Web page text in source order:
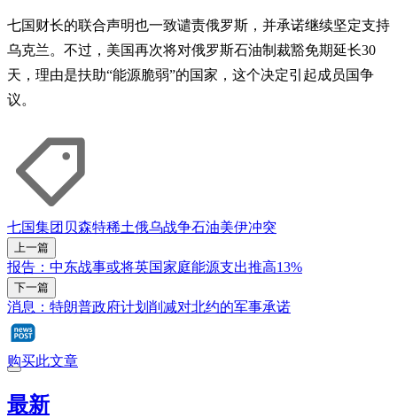
七国财长的联合声明也一致谴责俄罗斯，并承诺继续坚定支持
乌克兰。不过，美国再次将对俄罗斯石油制裁豁免期延长30
天，理由是扶助“能源脆弱”的国家，这个决定引起成员国争
议。
七国集团 贝森特稀土俄乌战争石油美伊冲突
上一篇
报告：中东战事或将英国家庭能源支出推高13%
下一篇
消息：特朗普政府计划削减对北约的军事承诺
购买此文章
最新